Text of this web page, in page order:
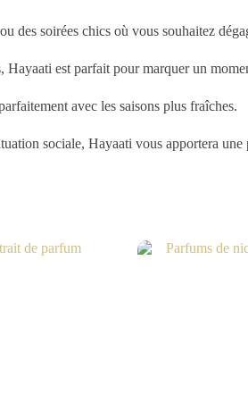
des soirées chics où vous souhaitez
Hayaati est parfait pour marquer un
avec les saisons plus fraîches.
sociale, Hayaati vous apportera une